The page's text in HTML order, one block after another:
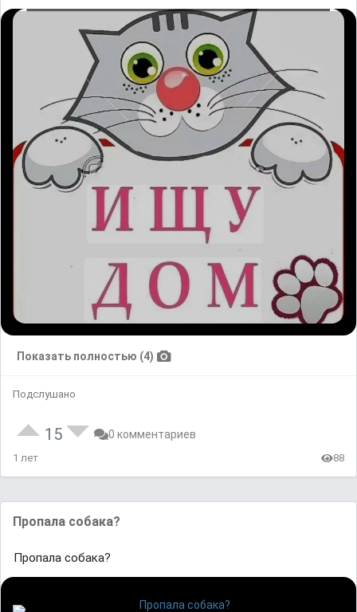
Показать полностью (4)
Подслушано
15 0 комментариев
1 лет 88
Пропала собака?
Пропала собака?